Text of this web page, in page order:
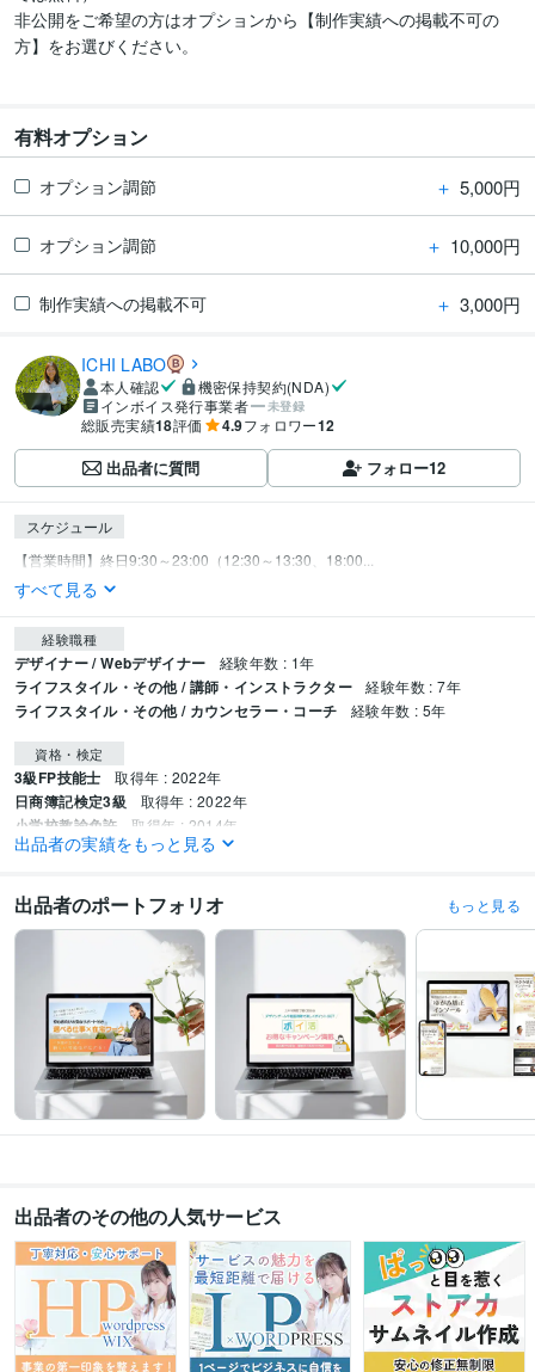
非公開をご希望の方はオプションから【制作実績への掲載不可の
方】をお選びください。
有料オプション
オプション調節 ＋ 5,000円
オプション調節 ＋ 10,000円
制作実績への掲載不可 ＋ 3,000円
ICHI LABO
本人確認
機密保持契約(NDA)
インボイス発行事業者
未登録
総販売実績18評価 4.9フォロワー12
出品者に質問 フォロー12
スケジュール
【営業時間】終日9:30～23:00（12:30～13:30、18:00...
すべて見る
経験職種
デザイナー / Webデザイナー 経験年数 : 1年
ライフスタイル・その他 / 講師・インストラクター 経験年数 : 7年
ライフスタイル・その他 / カウンセラー・コーチ 経験年数 : 5年
資格・検定
3級FP技能士 取得年 : 2022年
日商簿記検定3級 取得年 : 2022年
小学校教諭免許 取得年 : 2014年
幼稚園教諭免許 取得年 : 2014年
ビジネス・クリエイティブツール
Wix:1年WordPress:1年Excel:5年
Google スライド:2年Google ドキュメント:2年 PowerPoint:10年
ChatGPT:0年Perplexity AI:0年
DALL-E:0年
Adobe Photoshop:1年
Lightroom:1年 iMovie:3年
VLLO:1年
InShot:2年Canva:1年 Figma:0年
出品者の実績をもっと見る
出品者のポートフォリオ もっと見る
出品者のその他の人気サービス